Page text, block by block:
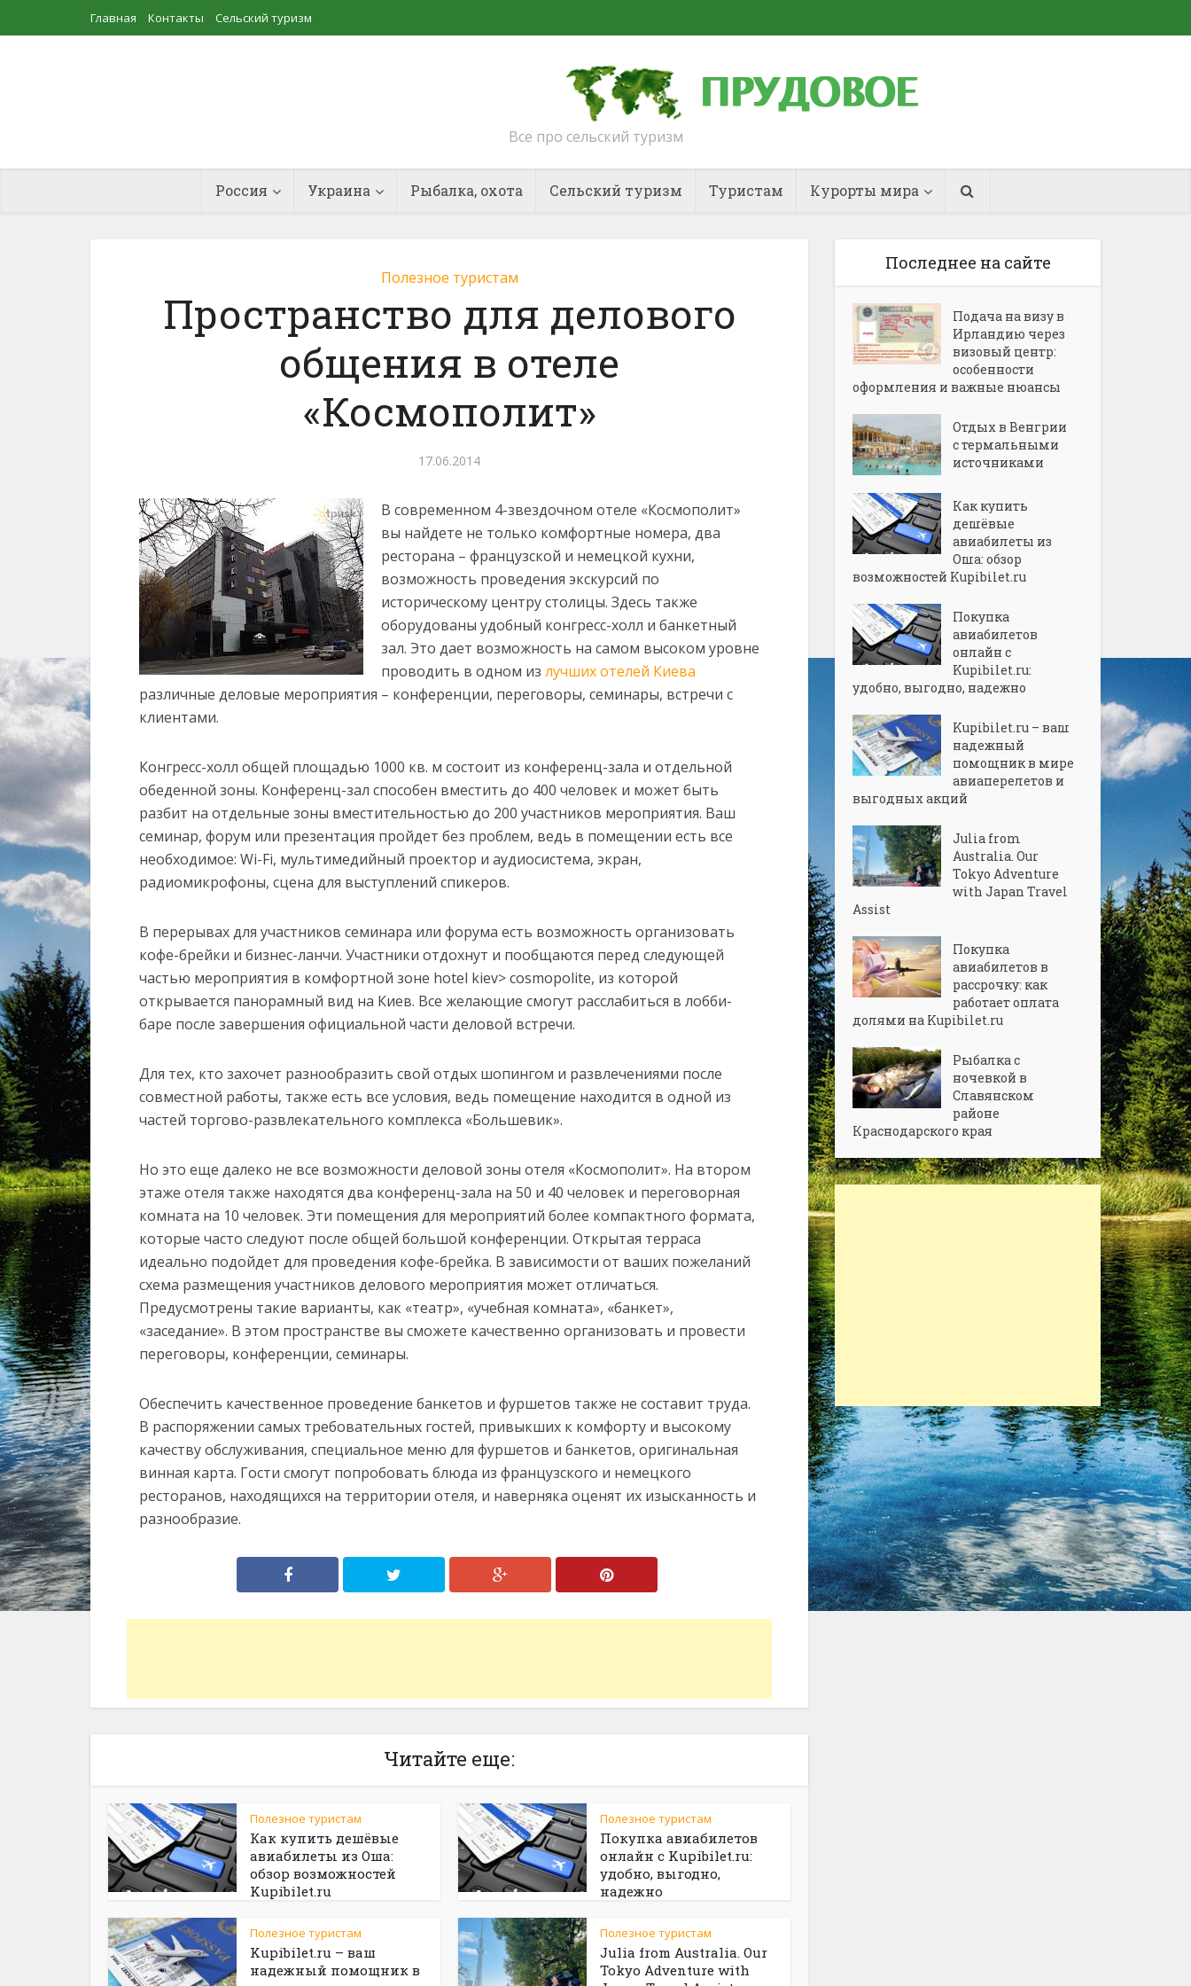
Главная Контакты Сельский туризм
Все про сельский туризм
Россия Украина Рыбалка, охота Сельский туризм Туристам Курорты мира
Полезное туристам
Пространство для делового
общения в отеле
«Космополит»
17.06.2014
В современном 4-звездочном отеле «Космополит»
вы найдете не только комфортные номера, два
ресторана – французской и немецкой кухни,
возможность проведения экскурсий по
историческому центру столицы. Здесь также
оборудованы удобный конгресс-холл и банкетный
зал. Это дает возможность на самом высоком уровне
проводить в одном из лучших отелей Киева
различные деловые мероприятия – конференции, переговоры, семинары, встречи с
клиентами.
Конгресс-холл общей площадью 1000 кв. м состоит из конференц-зала и отдельной
обеденной зоны. Конференц-зал способен вместить до 400 человек и может быть
разбит на отдельные зоны вместительностью до 200 участников мероприятия. Ваш
семинар, форум или презентация пройдет без проблем, ведь в помещении есть все
необходимое: Wi-Fi, мультимедийный проектор и аудиосистема, экран,
радиомикрофоны, сцена для выступлений спикеров.
В перерывах для участников семинара или форума есть возможность организовать
кофе-брейки и бизнес-ланчи. Участники отдохнут и пообщаются перед следующей
частью мероприятия в комфортной зоне hotel kiev> cosmopolite, из которой
открывается панорамный вид на Киев. Все желающие смогут расслабиться в лобби-
баре после завершения официальной части деловой встречи.
Для тех, кто захочет разнообразить свой отдых шопингом и развлечениями после
совместной работы, также есть все условия, ведь помещение находится в одной из
частей торгово-развлекательного комплекса «Большевик».
Но это еще далеко не все возможности деловой зоны отеля «Космополит». На втором
этаже отеля также находятся два конференц-зала на 50 и 40 человек и переговорная
комната на 10 человек. Эти помещения для мероприятий более компактного формата,
которые часто следуют после общей большой конференции. Открытая терраса
идеально подойдет для проведения кофе-брейка. В зависимости от ваших пожеланий
схема размещения участников делового мероприятия может отличаться.
Предусмотрены такие варианты, как «театр», «учебная комната», «банкет»,
«заседание». В этом пространстве вы сможете качественно организовать и провести
переговоры, конференции, семинары.
Обеспечить качественное проведение банкетов и фуршетов также не составит труда.
В распоряжении самых требовательных гостей, привыкших к комфорту и высокому
качеству обслуживания, специальное меню для фуршетов и банкетов, оригинальная
винная карта. Гости смогут попробовать блюда из французского и немецкого
ресторанов, находящихся на территории отеля, и наверняка оценят их изысканность и
разнообразие.
Читайте еще:
Полезное туристам
Как купить дешёвые
авиабилеты из Оша:
обзор возможностей
Kupibilet.ru
Полезное туристам
Покупка авиабилетов
онлайн с Kupibilet.ru:
удобно, выгодно,
надежно
Полезное туристам
Kupibilet.ru – ваш
надежный помощник в
Полезное туристам
Julia from Australia. Our
Tokyo Adventure with
Последнее на сайте
Подача на визу в
Ирландию через
визовый центр:
особенности
оформления и важные нюансы
Отдых в Венгрии
с термальными
источниками
Как купить
дешёвые
авиабилеты из
Оша: обзор
возможностей Kupibilet.ru
Покупка
авиабилетов
онлайн с
Kupibilet.ru:
удобно, выгодно, надежно
Kupibilet.ru – ваш
надежный
помощник в мире
авиаперелетов и
выгодных акций
Julia from
Australia. Our
Tokyo Adventure
with Japan Travel
Assist
Покупка
авиабилетов в
рассрочку: как
работает оплата
долями на Kupibilet.ru
Рыбалка с
ночевкой в
Славянском
районе
Краснодарского края